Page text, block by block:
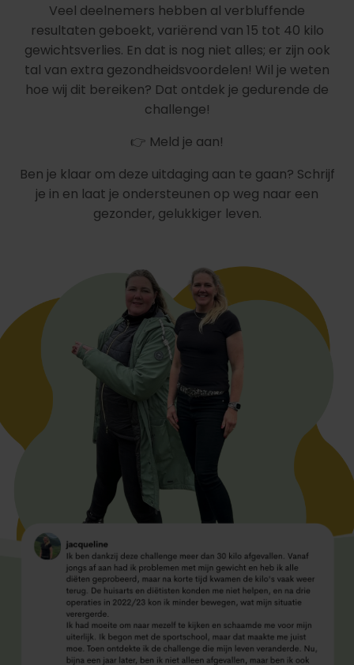
Veel deelnemers hebben al verbluffende
resultaten geboekt, variërend van 15 tot 40 kilo
gewichtsverlies. En dat is nog niet alles; er zijn ook
tal van extra gezondheidsvoordelen! Wil je weten
hoe wij dit bereiken? Dat ontdek je gedurende de
challenge!
👉 Meld je aan!
Ben je klaar om deze uitdaging aan te gaan? Schrijf
je in en laat je ondersteunen op weg naar een
gezonder, gelukkiger leven.